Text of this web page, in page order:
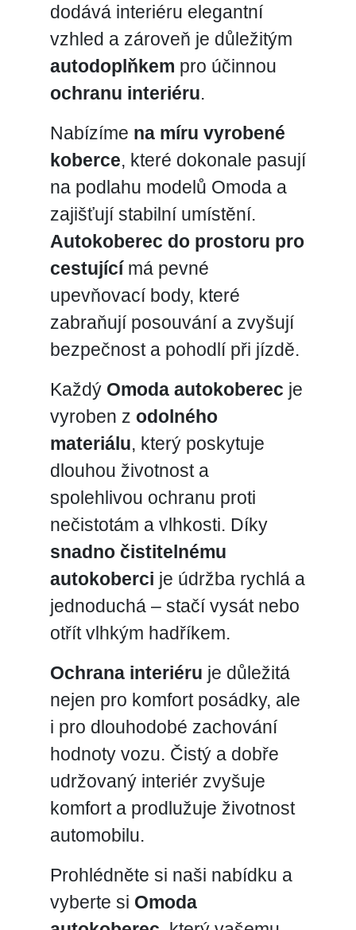
dodává interiéru elegantní
vzhled a zároveň je důležitým
autodoplňkem pro účinnou
ochranu interiéru.
Nabízíme na míru vyrobené
koberce, které dokonale pasují
na podlahu modelů Omoda a
zajišťují stabilní umístění.
Autokoberec do prostoru pro
cestujícímá pevné
upevňovací body, které
zabraňují posouvání a zvyšují
bezpečnost a pohodlí při jízdě.
Každý Omoda autokoberec je
vyroben z odolného
materiálu, který poskytuje
dlouhou životnost a
spolehlivou ochranu proti
nečistotám a vlhkosti. Díky
snadno čistitelnému
autokoberci je údržba rychlá a
jednoduchá – stačí vysát nebo
otřít vlhkým hadříkem.
Ochrana interiéru je důležitá
nejen pro komfort posádky, ale
i pro dlouhodobé zachování
hodnoty vozu. Čistý a dobře
udržovaný interiér zvyšuje
komfort a prodlužuje životnost
automobilu.
Prohlédněte si naši nabídku a
vyberte si Omoda